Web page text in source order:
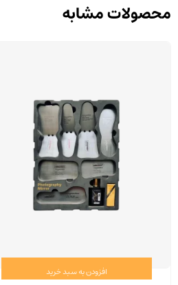
محصولات مشابه
افزودن به سبد خرید